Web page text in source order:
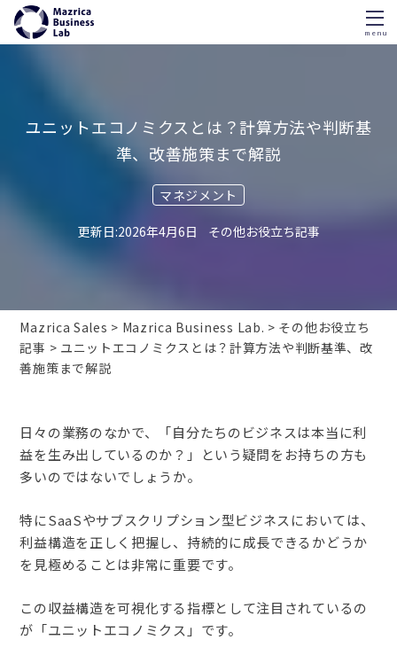
menu
ユニットエコノミクスとは？計算方法や判断基
準、改善施策まで解説
マネジメント
2026年4月6日 その他お役立ち記事
Mazrica Sales Mazrica Business Lab.
その他お役立ち
記事
ユニットエコノミクスとは？計算方法や判断基準、改
善施策まで解説
日々の業務のなかで、「自分たちのビジネスは本当に利
益を生み出しているのか？」という疑問をお持ちの方も
多いのではないでしょうか。
特にSaaSやサブスクリプション型ビジネスにおいては、
利益構造を正しく把握し、持続的に成長できるかどうか
を見極めることは非常に重要です。
この収益構造を可視化する指標として注目されているの
が「ユニットエコノミクス」です。